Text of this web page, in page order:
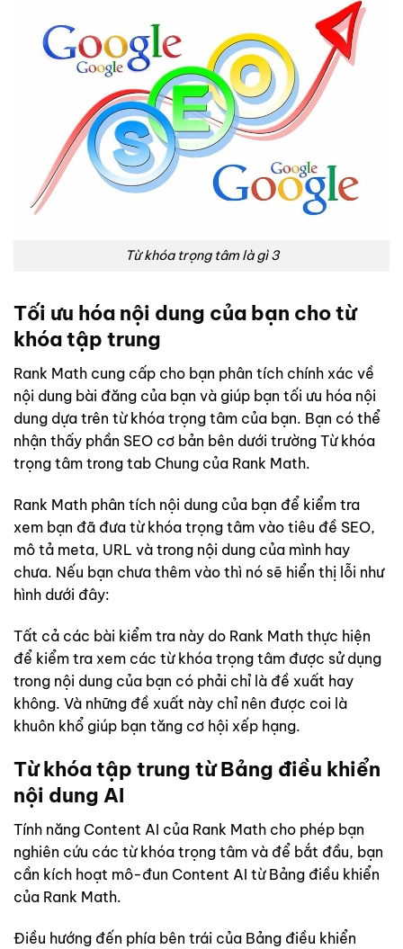
Từ khóa trọng tâm là gì 3
Tối ưu hóa nội dung của bạn cho từ
khóa tập trung
Rank Math cung cấp cho bạn phân tích chính xác về
nội dung bài đăng của bạn và giúp bạn tối ưu hóa nội
dung dựa trên từ khóa trọng tâm của bạn. Bạn có thể
nhận thấy phần SEO cơ bản bên dưới trường Từ khóa
trọng tâm trong tab Chung của Rank Math.
Rank Math phân tích nội dung của bạn để kiểm tra
xem bạn đã đưa từ khóa trọng tâm vào tiêu đề SEO,
mô tả meta, URL và trong nội dung của mình hay
chưa. Nếu bạn chưa thêm vào thì nó sẽ hiển thị lỗi như
hình dưới đây:
Tất cả các bài kiểm tra này do Rank Math thực hiện
để kiểm tra xem các từ khóa trọng tâm được sử dụng
trong nội dung của bạn có phải chỉ là đề xuất hay
không. Và những đề xuất này chỉ nên được coi là
khuôn khổ giúp bạn tăng cơ hội xếp hạng.
Từ khóa tập trung từ Bảng điều khiển
nội dung AI
Tính năng Content AI của Rank Math cho phép bạn
nghiên cứu các từ khóa trọng tâm và để bắt đầu, bạn
cần kích hoạt mô-đun Content AI từ Bảng điều khiển
của Rank Math.
Điều hướng đến phía bên trái của Bảng điều khiển